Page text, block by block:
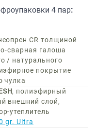
4 пар:
CR толщиной
сварная галоша
/ натурального
покрытие
чулка
, полиэфирный
внешний слой,
утеплитель
gr. Ultra